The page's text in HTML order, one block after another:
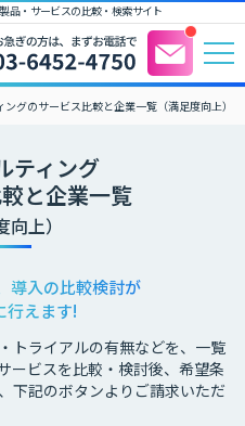
品・サービスの比較・検索サイト
ングのサービス比較と企業一覧（満足度向上）
ティング
と企業一覧
向上）
導入の比較検討が
行えます!
トライアルの有無などを、一覧
ービスを比較・検討後、希望条
下記のボタンよりご請求いただ